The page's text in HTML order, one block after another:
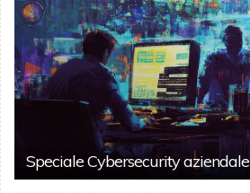
Speciale Cybersecurity aziendale